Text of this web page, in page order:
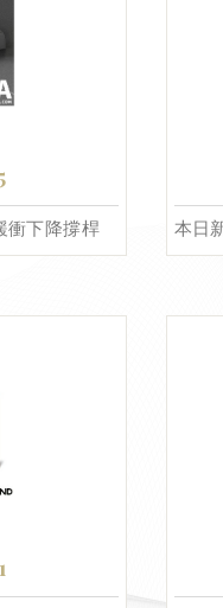
衝下降撐桿